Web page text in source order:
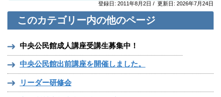
登録日: 2011年8月2日 / 更新日: 2026年7月24日
このカテゴリー内の他のページ
中央公民館成人講座受講生募集中！
中央公民館出前講座を開催しました。
リーダー研修会